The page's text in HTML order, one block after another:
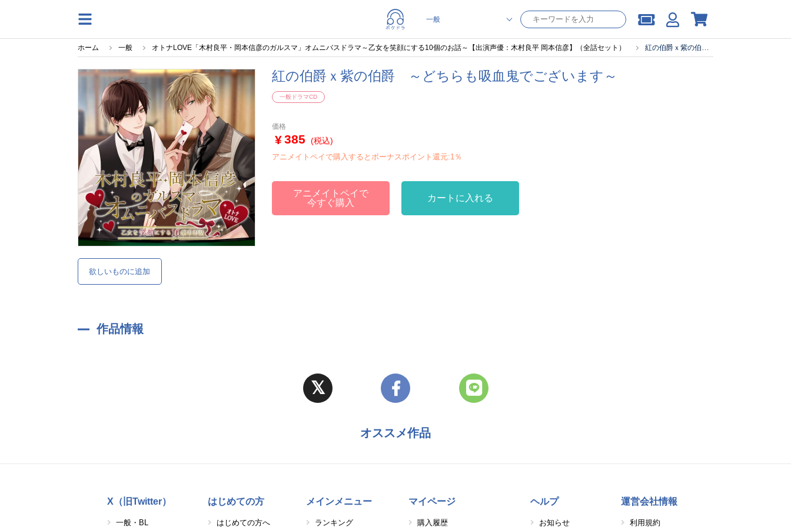
ホーム 一般 オトナLOVE「木村良平・岡本信彦のガルスマ」オムニバスドラマ～乙女を笑顔にする10個のお話～【出演声優：木村良平 岡本信彦】（全話セット） 紅の伯爵ｘ紫の伯爵 ～どちらも吸血鬼でございます～
欲しいものに追加
紅の伯爵ｘ紫の伯爵 ～どちらも吸血鬼でございます～
一般ドラマCD
価格
385 (税込)
アニメイトペイで購入するとボーナスポイント還元:1％
アニメイトペイで
今すぐ購入
カートに入れる
作品情報
オススメ作品
X（旧Twitter）
一般・BL
はじめての方
はじめての方へ
メインメニュー
ランキング
マイページ
購入履歴
ヘルプ
お知らせ
運営会社情報
利用規約